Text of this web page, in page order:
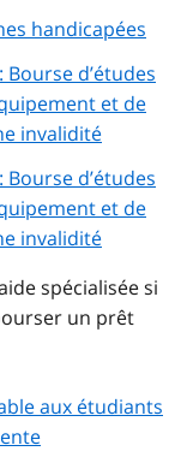
handicapées
Bourse d’études
et de
invalidité
Bourse d’études
et de
invalidité
spécialisée si
un prêt
aux étudiants